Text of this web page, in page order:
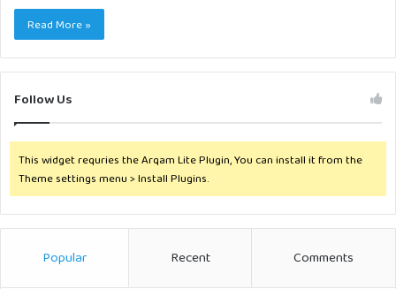
Read More »
Follow Us
This widget requries the Arqam Lite Plugin, You can install it from the
Theme settings menu > Install Plugins.
Popular Recent Comments